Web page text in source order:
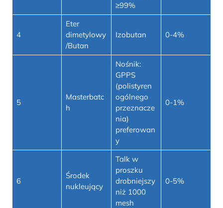
≥99%
4
Eter
dimetylowy
/Butan
Izobutan 0-4%
5
Masterbatc
h
Nośnik:
GPPS
(polistyren
ogólnego
przeznacze
nia)
preferowan
y
0-1%
6
Środek
nukleujący
Talk w
proszku
drobniejszy
niż 1000
mesh
0-5%